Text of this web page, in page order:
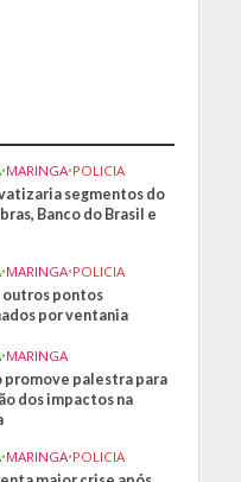
•MARINGA•POLICIA
segmentos do
Banco do Brasil e
•MARINGA•POLICIA
outros pontos
por ventania
•MARINGA
palestra para
dos impactos na
•MARINGA•POLICIA